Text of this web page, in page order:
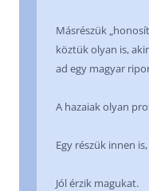
Másrészük
köztük olyan is,
ad egy magyar
A hazaiak olyan
Egy részük innen
Jól érzik magukat.